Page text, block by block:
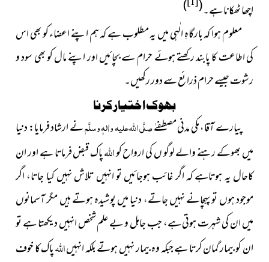
اچھا ٹھکانا ہے۔(
)
معلوم ہوا کہ بارگاہِ الٰہی میں یہ مطلوب ہے کہ ہم اپنے اعضاء کو بھی اس
کی اطاعت کا پابند رکھتے ہوئے حرام سے بچائیں اور اپنے مال کو بھی سود و
رشوت جیسے حرام ذرائع سے دور رکھیں۔
بھوک اختیارکرنا
پیارے آقا، مکی مدنی مصطفےٰصلَّی اللہ علیہ واٰلہٖ وسلَّمنے ارشاد فرمایا: دنیا
میں بھوکے رہنے والے لوگو ں کی ارواح کواللہپاک قبض فرماتا ہے اور ان
کاحال یہ ہوتاہے کہ اگر غائب ہوجائیں تو انہیں تلاش نہیں کیا جاتا، اگر
موجود ہوں تو پہچانے نہیں جاتے، دنیا میں پوشیدہ ہوتے ہیں مگر آسمانوں
میں ان کی شہرت ہوتی ہے، جب جاہل و بے علم شخص انہیں دیکھتا ہے تو
ان کو بیمار گمان کرتا ہے جبکہ وہ بیمار نہیں ہوتے بلکہ انہیںاللہپاک کا خوف